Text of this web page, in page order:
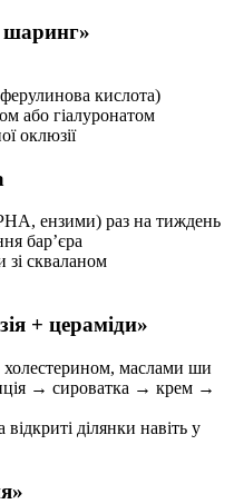
шаринг»
кислота)
або гіалуронатом
оклюзії
ензими) раз на тиждень
бар’єра
зі скваланом
+ цераміди»
маслами ши
→ сироватка → крем →
ділянки навіть у